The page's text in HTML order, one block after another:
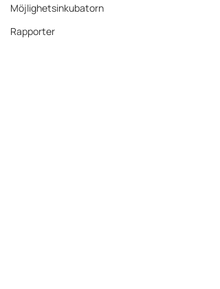
Möjlighetsinkubatorn
Rapporter